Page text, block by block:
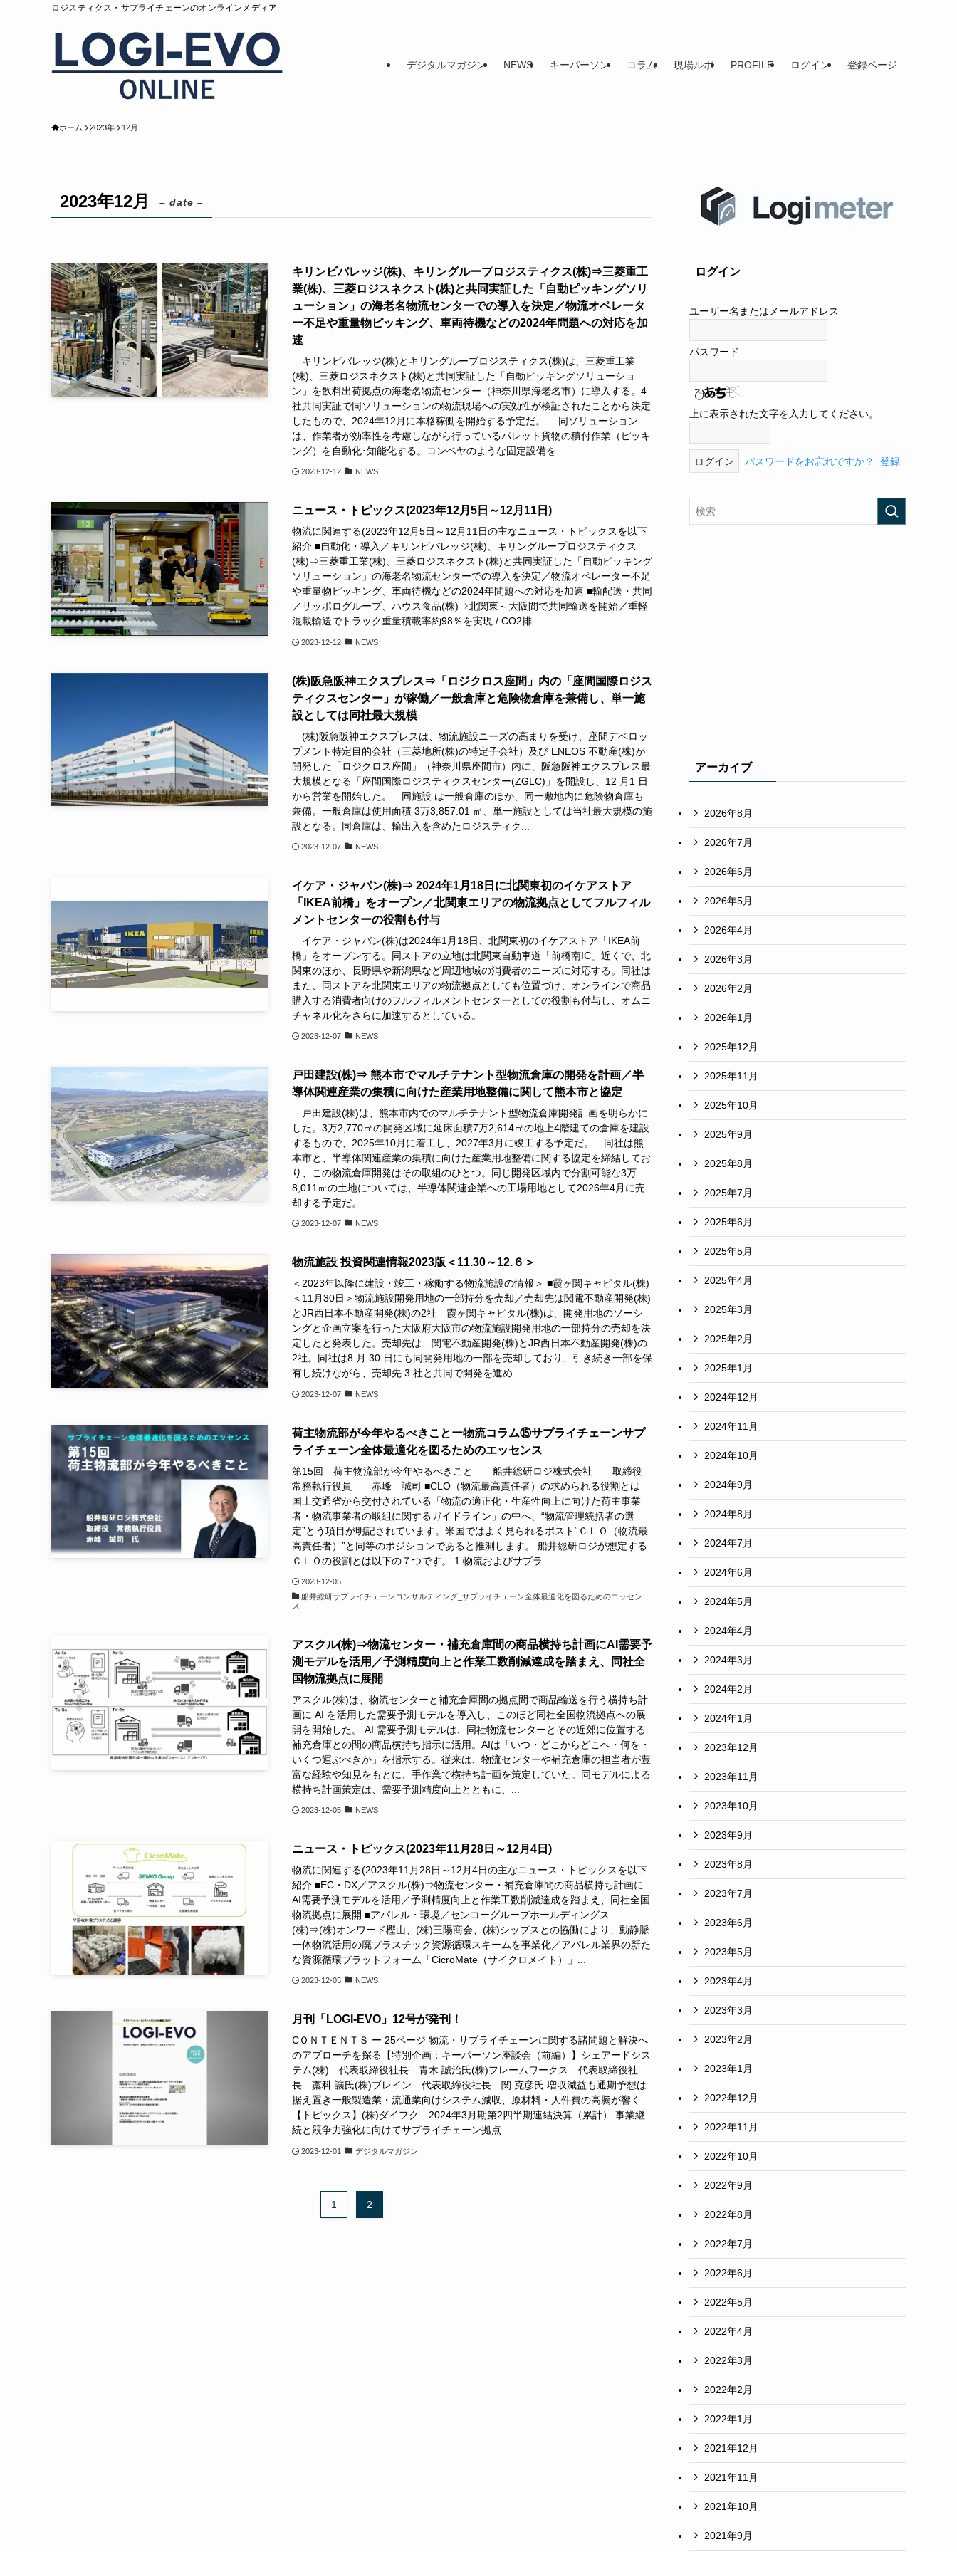
ロジスティクス・サプライチェーンのオンラインメディア
デジタルマガジン NEWS キーパーソン コラム 現場ルポ PROFILE ログイン 登録ページ
ホーム 2023年 12月
2023年12月 – date –
キリンビバレッジ(株)、キリングループロジスティクス(株)⇒三菱重工
業(株)、三菱ロジスネクスト(株)と共同実証した「自動ピッキングソリ
ューション」の海老名物流センターでの導入を決定／物流オペレータ
ー不足や重量物ピッキング、車両待機などの2024年問題への対応を加
速
キリンビバレッジ(株)とキリングループロジスティクス(株)は、三菱重工業
(株)、三菱ロジスネクスト(株)と共同実証した「自動ピッキングソリューショ
ン」を飲料出荷拠点の海老名物流センター（神奈川県海老名市）に導入する。4
社共同実証で同ソリューションの物流現場への実効性が検証されたことから決定
したもので、2024年12月に本格稼働を開始する予定だ。 同ソリューション
は、作業者が効率性を考慮しながら行っているパレット貨物の積付作業（ピッキ
ング）を自動化･知能化する。コンベヤのような固定設備を...
2023-12-12 NEWS
ニュース・トピックス(2023年12月5日～12月11日)
物流に関連する(2023年12月5日～12月11日の主なニュース・トピックスを以下
紹介 ■自動化・導入／キリンビバレッジ(株)、キリングループロジスティクス
(株)⇒三菱重工業(株)、三菱ロジスネクスト(株)と共同実証した「自動ピッキング
ソリューション」の海老名物流センターでの導入を決定／物流オペレーター不足
や重量物ピッキング、車両待機などの2024年問題への対応を加速 ■輸配送・共同
／サッポログループ、ハウス食品(株)⇒北関東～大阪間で共同輸送を開始／重軽
混載輸送でトラック重量積載率約98％を実現 / CO2排...
2023-12-12 NEWS
(株)阪急阪神エクスプレス⇒「ロジクロス座間」内の「座間国際ロジス
ティクスセンター」が稼働／一般倉庫と危険物倉庫を兼備し、単一施
設としては同社最大規模
(株)阪急阪神エクスプレスは、物流施設ニーズの高まりを受け、座間デベロッ
プメント特定目的会社（三菱地所(株)の特定子会社）及び ENEOS 不動産(株)が
開発した「ロジクロス座間」（神奈川県座間市）内に、阪急阪神エクスプレス最
大規模となる「座間国際ロジスティクスセンター(ZGLC)」を開設し、12 月1 日
から営業を開始した。 同施設 は一般倉庫のほか、同一敷地内に危険物倉庫も
兼備。一般倉庫は使用面積 3万3,857.01 ㎡、単一施設としては当社最大規模の施
設となる。同倉庫は、輸出入を含めたロジスティク...
2023-12-07 NEWS
イケア・ジャパン(株)⇒ 2024年1月18日に北関東初のイケアストア
「IKEA前橋」をオープン／北関東エリアの物流拠点としてフルフィル
メントセンターの役割も付与
イケア・ジャパン(株)は2024年1月18日、北関東初のイケアストア「IKEA前
橋」をオープンする。同ストアの立地は北関東自動車道「前橋南IC」近くで、北
関東のほか、長野県や新潟県など周辺地域の消費者のニーズに対応する。同社は
また、同ストアを北関東エリアの物流拠点としても位置づけ、オンラインで商品
購入する消費者向けのフルフィルメントセンターとしての役割も付与し、オムニ
チャネル化をさらに加速するとしている。
2023-12-07 NEWS
戸田建設(株)⇒ 熊本市でマルチテナント型物流倉庫の開発を計画／半
導体関連産業の集積に向けた産業用地整備に関して熊本市と協定
戸田建設(株)は、熊本市内でのマルチテナント型物流倉庫開発計画を明らかに
した。3万2,770㎡の開発区域に延床面積7万2,614㎡の地上4階建ての倉庫を建設
するもので、2025年10月に着工し、2027年3月に竣工する予定だ。 同社は熊
本市と、半導体関連産業の集積に向けた産業用地整備に関する協定を締結してお
り、この物流倉庫開発はその取組のひとつ。同じ開発区域内で分割可能な3万
8,011㎡の土地については、半導体関連企業への工場用地として2026年4月に売
却する予定だ。
2023-12-07 NEWS
物流施設 投資関連情報2023版＜11.30～12.６＞
＜2023年以降に建設・竣工・稼働する物流施設の情報＞ ■霞ヶ関キャピタル(株)
＜11月30日＞物流施設開発用地の一部持分を売却／売却先は関電不動産開発(株)
とJR西日本不動産開発(株)の2社 霞ヶ関キャピタル(株)は、開発用地のソーシ
ングと企画立案を行った大阪府大阪市の物流施設開発用地の一部持分の売却を決
定したと発表した。売却先は、関電不動産開発(株)とJR西日本不動産開発(株)の
2社。同社は8 月 30 日にも同開発用地の一部を売却しており、引き続き一部を保
有し続けながら、売却先 3 社と共同で開発を進め...
2023-12-07 NEWS
荷主物流部が今年やるべきことー物流コラム⑮サプライチェーンサプ
ライチェーン全体最適化を図るためのエッセンス
第15回 荷主物流部が今年やるべきこと 船井総研ロジ株式会社 取締役
常務執行役員 赤峰 誠司 ■CLO（物流最高責任者）の求められる役割とは
国土交通省から交付されている「物流の適正化・生産性向上に向けた荷主事業
者・物流事業者の取組に関するガイドライン」の中へ、“物流管理統括者の選
定”とう項目が明記されています。米国ではよく見られるポスト“ＣＬＯ（物流最
高責任者）”と同等のポジションであると推測します。 船井総研ロジが想定する
ＣＬＯの役割とは以下の７つです。 1.物流およびサプラ...
2023-12-05
船井総研サプライチェーンコンサルティング_サプライチェーン全体最適化を図るためのエッセン
ス
アスクル(株)⇒物流センター・補充倉庫間の商品横持ち計画にAI需要予
測モデルを活用／予測精度向上と作業工数削減達成を踏まえ、同社全
国物流拠点に展開
アスクル(株)は、物流センターと補充倉庫間の拠点間で商品輸送を行う横持ち計
画に AI を活用した需要予測モデルを導入し、このほど同社全国物流拠点への展
開を開始した。 AI 需要予測モデルは、同社物流センターとその近郊に位置する
補充倉庫との間の商品横持ち指示に活用。AIは「いつ・どこからどこへ・何を・
いくつ運ぶべきか」を指示する。従来は、物流センターや補充倉庫の担当者が豊
富な経験や知見をもとに、手作業で横持ち計画を策定していた。同モデルによる
横持ち計画策定は、需要予測精度向上とともに、...
2023-12-05 NEWS
ニュース・トピックス(2023年11月28日～12月4日)
物流に関連する(2023年11月28日～12月4日の主なニュース・トピックスを以下
紹介 ■EC・DX／アスクル(株)⇒物流センター・補充倉庫間の商品横持ち計画に
AI需要予測モデルを活用／予測精度向上と作業工数削減達成を踏まえ、同社全国
物流拠点に展開 ■アパレル・環境／センコーグループホールディングス
(株)⇒(株)オンワード樫山、(株)三陽商会、(株)シップスとの協働により、動静脈
一体物流活用の廃プラスチック資源循環スキームを事業化／アパレル業界の新た
な資源循環プラットフォーム「CicroMate（サイクロメイト）」...
2023-12-05 NEWS
月刊「LOGI-EVO」12号が発刊！
CＯＮＴＥＮＴＳ ー 25ページ 物流・サプライチェーンに関する諸問題と解決へ
のアプローチを探る【特別企画：キーパーソン座談会（前編）】シェアードシス
テム(株) 代表取締役社長 青木 誠治氏(株)フレームワークス 代表取締役社
長 藁科 讓氏(株)ブレイン 代表取締役社長 関 克彦氏 増収減益も通期予想は
据え置き一般製造業・流通業向けシステム減収、原材料・人件費の高騰が響く
【トピックス】(株)ダイフク 2024年3月期第2四半期連結決算（累計） 事業継
続と競争力強化に向けてサプライチェーン拠点...
2023-12-01 デジタルマガジン
1 2
ログイン
ユーザー名またはメールアドレス
パスワード
上に表示された文字を入力してください。
パスワードをお忘れですか？ 登録
アーカイブ
2026年8月
2026年7月
2026年6月
2026年5月
2026年4月
2026年3月
2026年2月
2026年1月
2025年12月
2025年11月
2025年10月
2025年9月
2025年8月
2025年7月
2025年6月
2025年5月
2025年4月
2025年3月
2025年2月
2025年1月
2024年12月
2024年11月
2024年10月
2024年9月
2024年8月
2024年7月
2024年6月
2024年5月
2024年4月
2024年3月
2024年2月
2024年1月
2023年12月
2023年11月
2023年10月
2023年9月
2023年8月
2023年7月
2023年6月
2023年5月
2023年4月
2023年3月
2023年2月
2023年1月
2022年12月
2022年11月
2022年10月
2022年9月
2022年8月
2022年7月
2022年6月
2022年5月
2022年4月
2022年3月
2022年2月
2022年1月
2021年12月
2021年11月
2021年10月
2021年9月